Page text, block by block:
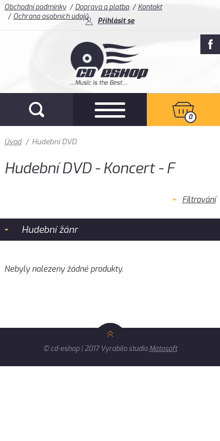
Obchodní podmínky Doprava a platba
Kontakt
Ochrana osobních údajů
Přihlásit se
0
Úvod / Hudební DVD
Hudební DVD - Koncert - F
Filtrování
Hudební žánr
Nebyly nalezeny žádné produkty.
© cd-eshop | 2017 Vyrobilo studio Matosoft